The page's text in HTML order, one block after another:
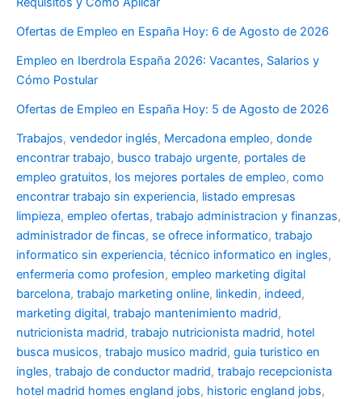
Ofertas de Empleo en España Hoy: 6 de Agosto de 2026
Empleo en Iberdrola España 2026: Vacantes, Salarios y
Cómo Postular
Ofertas de Empleo en España Hoy: 5 de Agosto de 2026
Trabajos, vendedor inglés, Mercadona empleo, donde
encontrar trabajo, busco trabajo urgente, portales de
empleo gratuitos, los mejores portales de empleo, como
encontrar trabajo sin experiencia, listado empresas
limpieza, empleo ofertas, trabajo administracion y finanzas,
administrador de fincas, se ofrece informatico, trabajo
informatico sin experiencia, técnico informatico en ingles,
enfermeria como profesion, empleo marketing digital
barcelona, trabajo marketing online, linkedin, indeed,
marketing digital, trabajo mantenimiento madrid,
nutricionista madrid, trabajo nutricionista madrid, hotel
busca musicos, trabajo musico madrid, guia turistico en
ingles, trabajo de conductor madrid, trabajo recepcionista
hotel madrid homes england jobs, historic england jobs,